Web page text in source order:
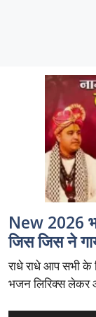
New 2026
जिस जिस ने
राधे राधे आप सभी के
भजन लिरिक्स